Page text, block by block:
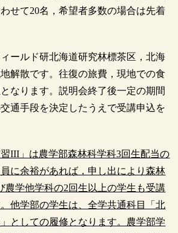
せて20名，希望者多数の場合は先着
ールド研北海道研究林標茶区，北海
解散です。往復の旅費，現地での食
なります。説明会終了後一定の期間
通手段を決定したうえで受講申込を
III」は農学部森林科学科3回生配当の
に余裕があれば，申し出により森林
農学他学科の2回生以上の学生も受講
他学部の学生は、全学共通科目「北
としての履修となります。農学部学